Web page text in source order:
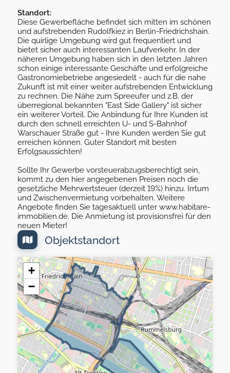
Standort:
Diese Gewerbefläche befindet sich mitten im schönen
und aufstrebenden Rudolfkiez in Berlin-Friedrichshain.
Die quirlige Umgebung wird gut frequentiert und
bietet sicher auch interessanten Laufverkehr. In der
näheren Umgebung haben sich in den letzten Jahren
schon einige interessante Geschäfte und erfolgreiche
Gastronomiebetriebe angesiedelt - auch für die nahe
Zukunft ist mit einer weiter aufstrebenden Entwicklung
zu rechnen. Die Nähe zum Spreeufer und z.B. der
überregional bekannten "East Side Gallery" ist sicher
ein weiterer Vorteil. Die Anbindung für Ihre Kunden ist
durch den schnell erreichten U- und S-Bahnhof
Warschauer Straße gut - Ihre Kunden werden Sie gut
erreichen können. Guter Standort mit besten
Erfolgsaussichten!
Sollte Ihr Gewerbe vorsteuerabzugsberechtigt sein,
kommt zu den hier angegebenen Preisen noch die
gesetzliche Mehrwertsteuer (derzeit 19%) hinzu. Irrtum
und Zwischenvermietung vorbehalten. Weitere
Angebote finden Sie tagesaktuell unter www.habitare-
immobilien.de. Die Anmietung ist provisionsfrei für den
neuen Mieter!
Objektstandort
+
−